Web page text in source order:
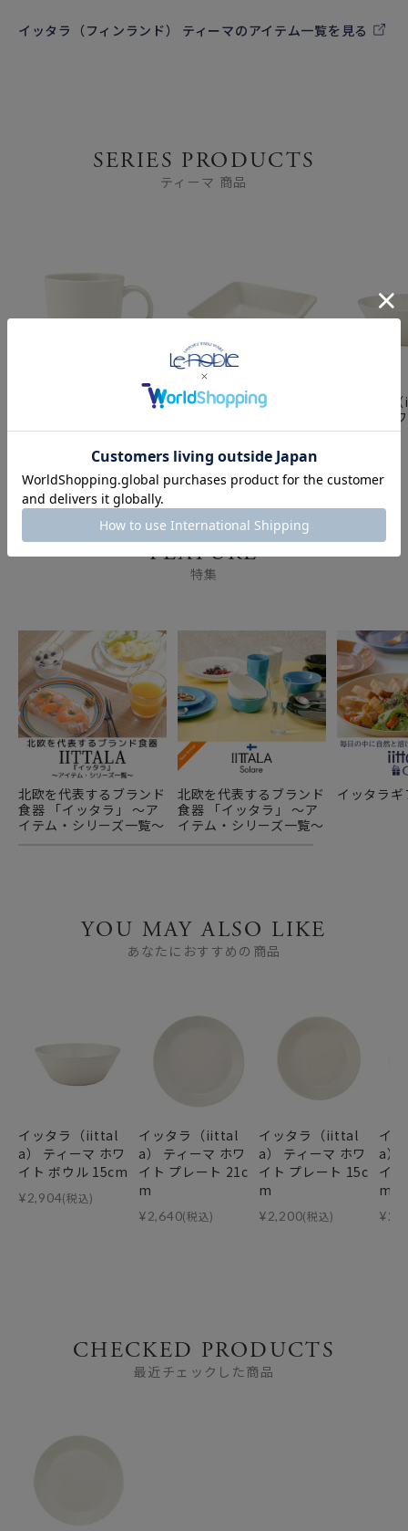
イッタラ（フィンランド） ティーマのアイテム一覧を見る
SERIES PRODUCTS
ティーマ 商品
イッタラ（iittala） テ
300ml
イッタラ（iittala） テ
アプレート 16×16cm
イッタラ
ィーマ ホ
15cm
FEATURE
特集
北欧を代表するブランド
食器 「イッタラ」 ～ア
イテム・シリーズ一覧～
北欧を代表するブランド
食器 「イッタラ」 ～ア
イテム・シリーズ一覧～
イッタラギ
YOU MAY ALSO LIKE
あなたにおすすめの商品
イッタラ（iittal
a） ティーマ ホワ
イト ボウル 15cm
¥2,904(税込)
イッタラ（iittal
a） ティーマ ホワ
イト プレート 21c
m
¥2,640(税込)
イッタラ（iittal
a） ティーマ ホワ
イト プレート 15c
m
¥2,200(税込)
イ
a）
イ
m
¥
CHECKED PRODUCTS
最近チェックした商品